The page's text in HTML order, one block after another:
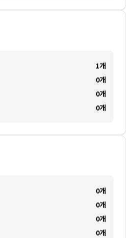
1개
0개
0개
0개
0개
0개
0개
0개